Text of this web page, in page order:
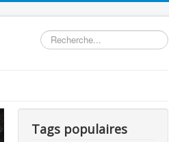
Rechercher
Tags populaires